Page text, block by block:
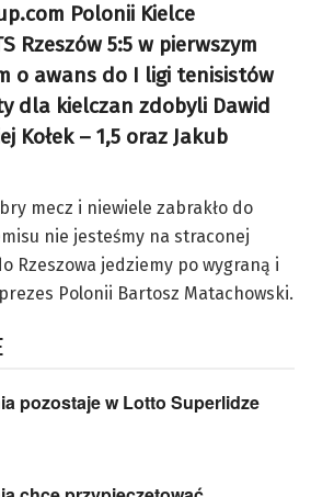
Polonii Kielce
Rzeszów 5:5 w pierwszym
o awans do I ligi tenisistów
dla kielczan zdobyli Dawid
Kołek – 1,5 oraz Jakub
mecz i niewiele zabrakło do
nie jesteśmy na straconej
Rzeszowa jedziemy po wygraną i
Polonii Bartosz Matachowski.
pozostaje w Lotto Superlidze